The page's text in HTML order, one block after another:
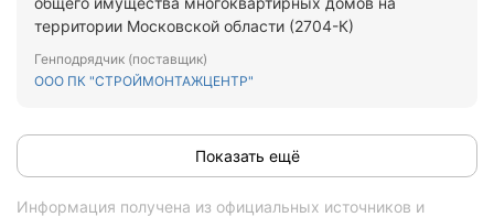
территории Московской области (2704-К)
Генподрядчик (поставщик)
ООО ПК "СТРОЙМОНТАЖЦЕНТР"
Показать ещё
Информация получена из официальных источников и